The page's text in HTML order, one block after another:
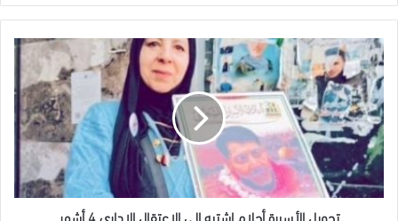
تحويل
الأسيرة
أحلام
اشتيه
إلى
الاعتقال
الإداري
أشهر
تحويل الأسيرة أحلام اشتيه إلى الاعتقال الإداري 4 أشهر